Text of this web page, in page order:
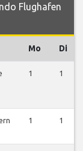
Flughafen
Mo Di
1 1
1 1